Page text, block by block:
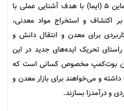
با
اکتشاف و استخراج مواد معدنی،
برای معدن و انتقال دانش و
تحریک ایده‌های جدید در این
بوت‌کمپمخصوص کسانی است که
و می‌خواهند برای بازار معدن و
و درآمدزا بسازند.